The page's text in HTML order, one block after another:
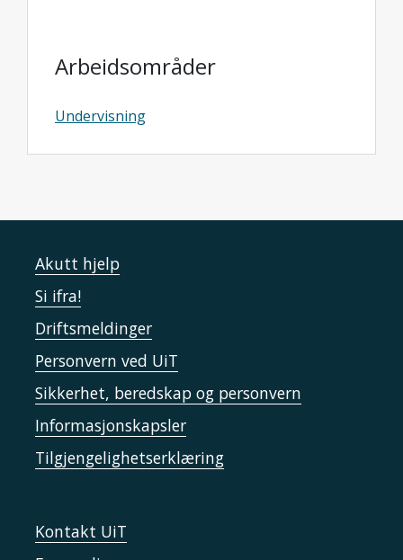
Arbeidsområder
Undervisning
Akutt hjelp
Si ifra!
Driftsmeldinger
Personvern ved UiT
Sikkerhet, beredskap og personvern
Informasjonskapsler
Tilgjengelighetserklæring
Kontakt UiT